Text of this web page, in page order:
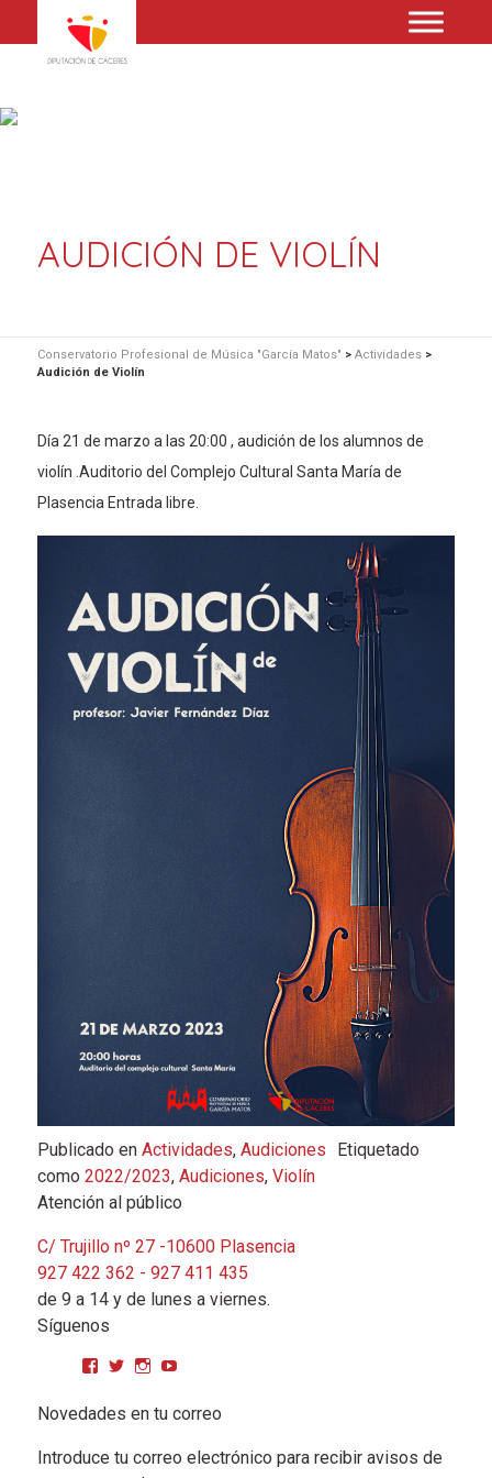
AUDICIÓN DE VIOLÍN
Conservatorio Profesional de Música "García Matos" > Actividades>
Audición de Violín
Día 21 de marzo a las 20:00 , audición de los alumnos de
violín .Auditorio del Complejo Cultural Santa María de
Plasencia Entrada libre.
Publicado en Actividades, Audiciones
Etiquetado
como 2022/2023, Audiciones, Violín
Atención al público
C/ Trujillo nº 27 -10600 Plasencia
927 422 362 - 927 411 435
de 9 a 14 y de lunes a viernes.
Síguenos
Ver perfil de CPMGarciaMatos en Facebook
Ver perfil de cpmgarciamatos en Twitter
Ver perfil de cpmgarciamatos en Instagram
YouTube
Novedades en tu correo
Introduce tu correo electrónico para recibir avisos de